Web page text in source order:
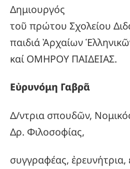
Δημιουργός
τοῦ πρώτου Σχολείου
παιδιά Ἀρχαίων
καί ΟΜΗΡΟΥ ΠΑΙΔΕΙΑΣ.
Εὐρυνόμη Γαβρᾶ
Δ/ντρια σπουδῶν,
Δρ. Φιλοσοφίας,
συγγραφέας, ἐρευνήτρια,